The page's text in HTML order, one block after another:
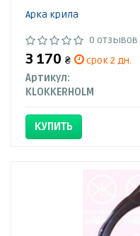
Арка крила
0 отзывов
3 170 ₴
срок 2 дн.
Артикул:
KLOKKERHOLM
КУПИТЬ